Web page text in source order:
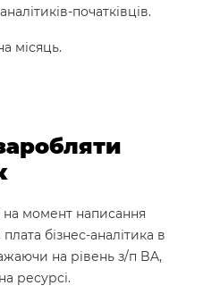
початківців.
місяць.
момент написання
бізнес-аналітика в
на рівень з/п BA,
ресурсі.